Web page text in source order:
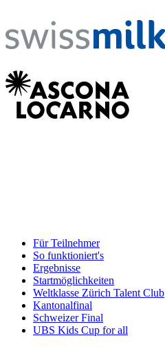
Für Teilnehmer
So funktioniert's
Ergebnisse
Startmöglichkeiten
Weltklasse Zürich Talent Club
Kantonalfinal
Schweizer Final
UBS Kids Cup for all